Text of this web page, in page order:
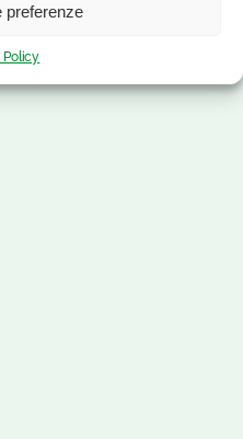
preferenze
Policy